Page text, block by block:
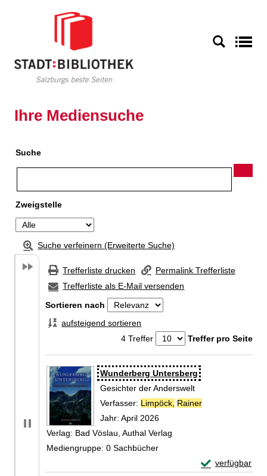
Ihre Mediensuche
Suche
Zweigstelle
Suche verfeinern (Erweiterte Suche)
Trefferliste drucken
Permalink Trefferliste
Trefferliste als E-Mail versenden
Sortieren nach
aufsteigend sortieren
4 Treffer
Treffer pro Seite
Suchergebnis
Zu den Suchfiltern springen
Wunderberg Untersberg
Gesichter der Anderswelt
Verfasser: Limpöck, Rainer
Jahr: April 2026
Verlag: Bad Vöslau, Authal Verlag
Mediengruppe: 0 Sachbücher
verfügbar
Exemplar-